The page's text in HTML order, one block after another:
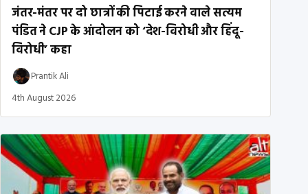
जंतर-मंतर पर दो छात्रों की पिटाई करने वाले सत्यम
पंडित ने CJP के आंदोलन को ‘देश-विरोधी और हिंदू-
विरोधी’ कहा
Prantik Ali
4th August 2026